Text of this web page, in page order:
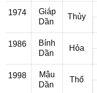
1974
Giáp
Dần
Thủy
1986
Bính
Dần
Hỏa
1998
Mậu
Dần
Thổ